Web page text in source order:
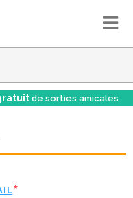
de sorties amicales